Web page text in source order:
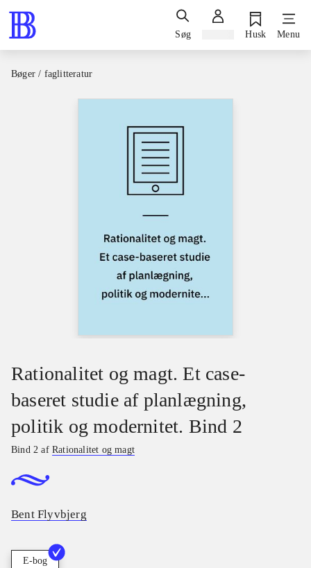
Søg Husk Menu
Bøger / faglitteratur
Rationalitet og magt. Et case-
baseret studie af planlægning,
politik og modernitet. Bind 2
Bind 2 afRationalitet og magt
Bent Flyvbjerg
E-bog